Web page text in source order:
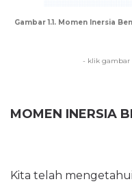
Gambar 1.1. Momen Inersia
- klik
MOMEN INERSIA
Kita telah